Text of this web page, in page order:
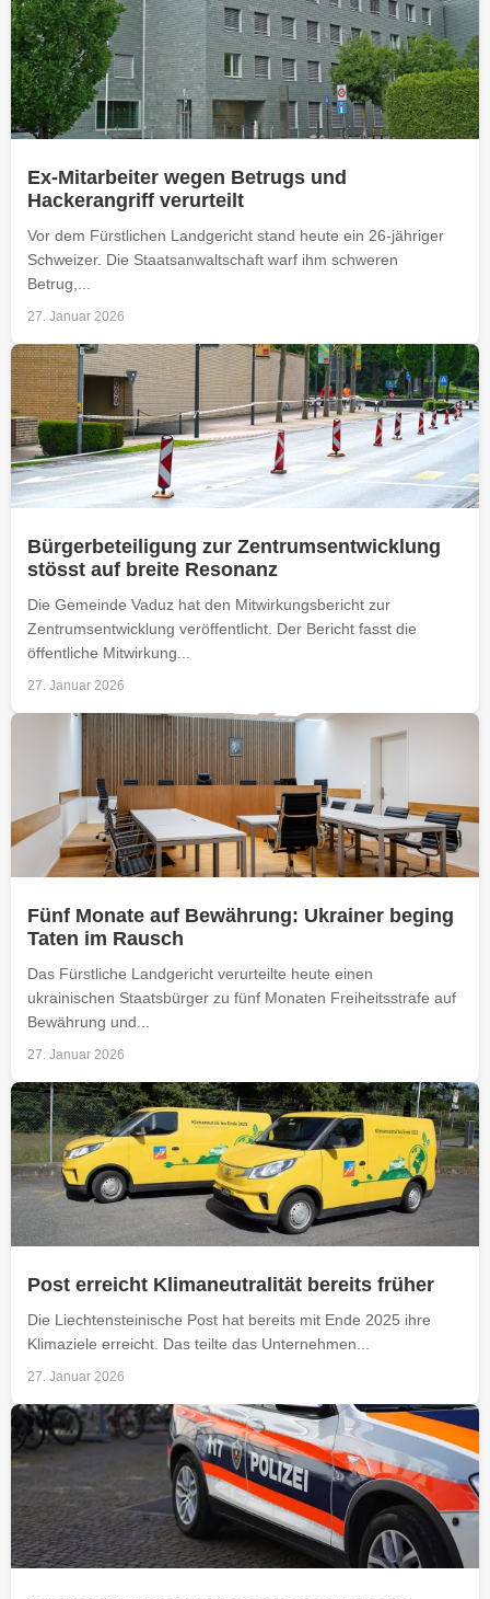
Ex-Mitarbeiter wegen Betrugs und
Hackerangriff verurteilt
Vor dem Fürstlichen Landgericht stand heute ein 26-jähriger
Schweizer. Die Staatsanwaltschaft warf ihm schweren
Betrug,...
27. Januar 2026
Bürgerbeteiligung zur Zentrumsentwicklung
stösst auf breite Resonanz
Die Gemeinde Vaduz hat den Mitwirkungsbericht zur
Zentrumsentwicklung veröffentlicht. Der Bericht fasst die
öffentliche Mitwirkung...
27. Januar 2026
Fünf Monate auf Bewährung: Ukrainer beging
Taten im Rausch
Das Fürstliche Landgericht verurteilte heute einen
ukrainischen Staatsbürger zu fünf Monaten Freiheitsstrafe auf
Bewährung und...
27. Januar 2026
Post erreicht Klimaneutralität bereits früher
Die Liechtensteinische Post hat bereits mit Ende 2025 ihre
Klimaziele erreicht. Das teilte das Unternehmen...
27. Januar 2026